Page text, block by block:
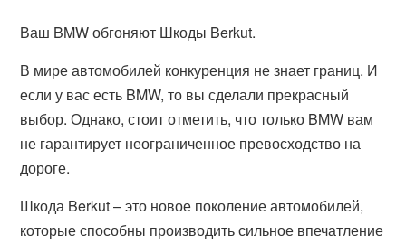
Ваш BMW обгоняют Шкоды Berkut.
В мире автомобилей конкуренция не знает границ. И
если у вас есть BMW, то вы сделали прекрасный
выбор. Однако, стоит отметить, что только BMW вам
не гарантирует неограниченное превосходство на
дороге.
Шкода Berkut – это новое поколение автомобилей,
которые способны производить сильное впечатление